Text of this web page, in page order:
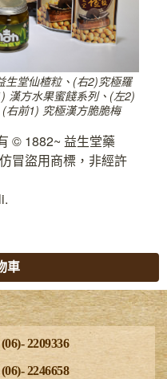
生堂仙楂粒、(右2)究極羅
漢方水果蜜餞系列、(左2)
右前1) 究極漢方脆脆梅
© 1882~ 益生堂藥
冒盜用商標，非經許
車
2209336
2246658